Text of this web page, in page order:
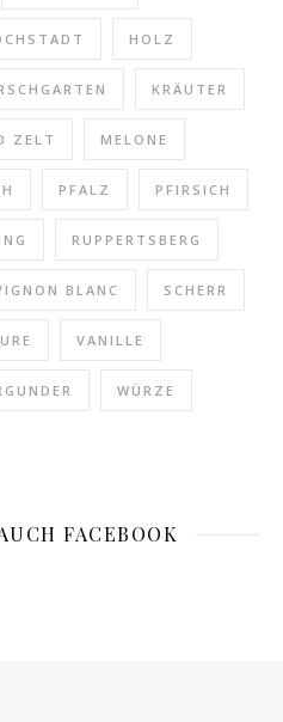
HOLZ
KRÄUTER
ZELT MELONE
PFALZ PFIRSICH
RUPPERTSBERG
BLANC SCHERR
VANILLE
WÜRZE
FACEBOOK